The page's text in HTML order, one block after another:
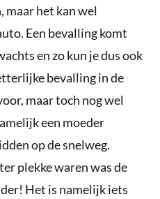
het kan wel
Een bevalling komt
en zo kun je dus ook
bevalling in de
maar toch nog wel
een moeder
op de snelweg.
plekke waren was de
Het is namelijk iets